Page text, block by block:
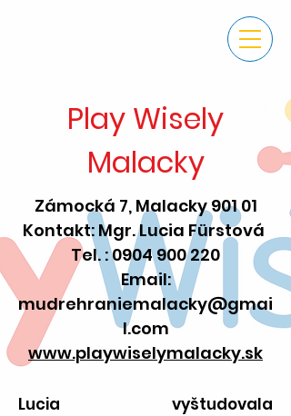
Play Wisely
Malacky
Zámocká 7, Malacky 901 01
Kontakt: Mgr. Lucia Fürstová
Tel. :0904 900 220
Email:
mudrehraniemalacky@gmai
l.com
www.playwiselymalacky.sk
Lucia vyštudovala